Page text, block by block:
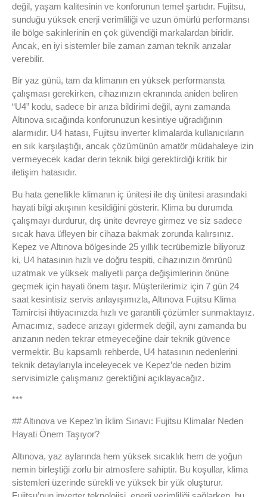
değil, yaşam kalitesinin ve konforunun temel şartıdır. Fujitsu,
sunduğu yüksek enerji verimliliği ve uzun ömürlü performansı
ile bölge sakinlerinin en çok güvendiği markalardan biridir.
Ancak, en iyi sistemler bile zaman zaman teknik arızalar
verebilir.
Bir yaz günü, tam da klimanın en yüksek performansta
çalışması gerekirken, cihazınızın ekranında aniden beliren
“U4” kodu, sadece bir arıza bildirimi değil, aynı zamanda
Altınova sıcağında konforunuzun kesintiye uğradığının
alarmıdır. U4 hatası, Fujitsu inverter klimalarda kullanıcıların
en sık karşılaştığı, ancak çözümünün amatör müdahaleye izin
vermeyecek kadar derin teknik bilgi gerektirdiği kritik bir
iletişim hatasıdır.
Bu hata genellikle klimanın iç ünitesi ile dış ünitesi arasındaki
hayati bilgi akışının kesildiğini gösterir. Klima bu durumda
çalışmayı durdurur, dış ünite devreye girmez ve siz sadece
sıcak hava üfleyen bir cihaza bakmak zorunda kalırsınız.
Kepez ve Altınova bölgesinde 25 yıllık tecrübemizle biliyoruz
ki, U4 hatasının hızlı ve doğru tespiti, cihazınızın ömrünü
uzatmak ve yüksek maliyetli parça değişimlerinin önüne
geçmek için hayati önem taşır. Müşterilerimiz için 7 gün 24
saat kesintisiz servis anlayışımızla, Altınova Fujitsu Klima
Tamircisi ihtiyacınızda hızlı ve garantili çözümler sunmaktayız.
Amacımız, sadece arızayı gidermek değil, aynı zamanda bu
arızanın neden tekrar etmeyeceğine dair teknik güvence
vermektir. Bu kapsamlı rehberde, U4 hatasının nedenlerini
teknik detaylarıyla inceleyecek ve Kepez’de neden bizim
servisimizle çalışmanız gerektiğini açıklayacağız.
***
## Altınova ve Kepez’in İklim Sınavı: Fujitsu Klimalar Neden
Hayati Önem Taşıyor?
Altınova, yaz aylarında hem yüksek sıcaklık hem de yoğun
nemin birleştiği zorlu bir atmosfere sahiptir. Bu koşullar, klima
sistemleri üzerinde sürekli ve yüksek bir yük oluşturur.